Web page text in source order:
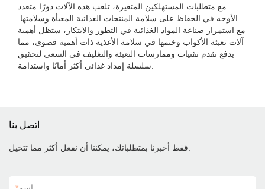
مع متطلبات المستهلكين المتغيرة، تلعب هذه الآلات دورًا متعدد
الأوجه في الحفاظ على سلامة المنتجات الغذائية المعبأة وسلامتها.
مع استمرار صناعة المواد الغذائية في التطور والابتكار، ستظل أهمية
آلات تعبئة الأكواب وختمها في سلامة الأغذية ذات أهمية قصوى، مما
يدفع تقدم تقنيات وممارسات التعبئة والتغليف في السعي لتحقيق
اتصل بنا